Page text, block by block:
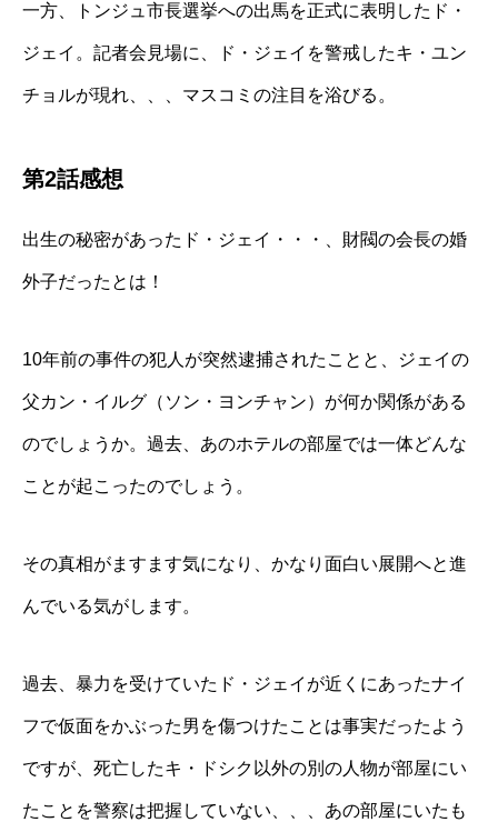
一方、トンジュ市長選挙への出馬を正式に表明したド・
ジェイ。記者会見場に、ド・ジェイを警戒したキ・ユン
チョルが現れ、、、マスコミの注目を浴びる。
第2話感想
出生の秘密があったド・ジェイ・・・、財閥の会長の婚
外子だったとは！
10年前の事件の犯人が突然逮捕されたことと、ジェイの
父カン・イルグ（ソン・ヨンチャン）が何か関係がある
のでしょうか。過去、あのホテルの部屋では一体どんな
ことが起こったのでしょう。
その真相がますます気になり、かなり面白い展開へと進
んでいる気がします。
過去、暴力を受けていたド・ジェイが近くにあったナイ
フで仮面をかぶった男を傷つけたことは事実だったよう
ですが、死亡したキ・ドシク以外の別の人物が部屋にい
たことを警察は把握していない、、、あの部屋にいたも